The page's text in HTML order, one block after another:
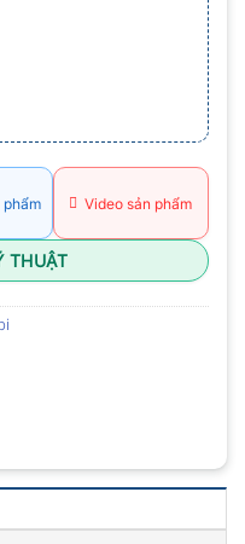
phẩm Video sản phẩm
THUẬT